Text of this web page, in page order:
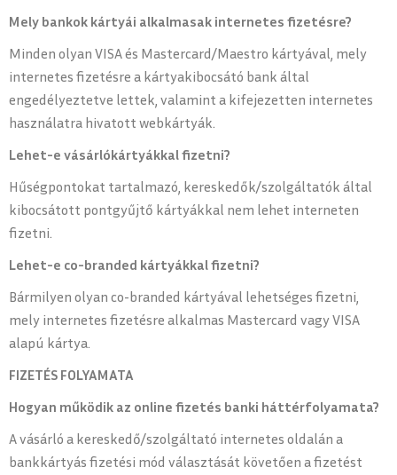
Mely bankok kártyái alkalmasak internetes fizetésre?
Minden olyan VISA és Mastercard/Maestro kártyával, mely
internetes fizetésre a kártyakibocsátó bank által
engedélyeztetve lettek, valamint a kifejezetten internetes
használatra hivatott webkártyák.
Lehet-e vásárlókártyákkal fizetni?
Hűségpontokat tartalmazó, kereskedők/szolgáltatók által
kibocsátott pontgyűjtő kártyákkal nem lehet interneten
fizetni.
Lehet-e co-branded kártyákkal fizetni?
Bármilyen olyan co-branded kártyával lehetséges fizetni,
mely internetes fizetésre alkalmas Mastercard vagy VISA
alapú kártya.
FIZETÉS FOLYAMATA
Hogyan működik az online fizetés banki háttérfolyamata?
A vásárló a kereskedő/szolgáltató internetes oldalán a
bankkártyás fizetési mód választását követően a fizetést